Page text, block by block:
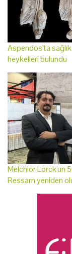
Aspendos'ta
heykelleri bulundu
Melchior Lorck'un
Ressam yeniden